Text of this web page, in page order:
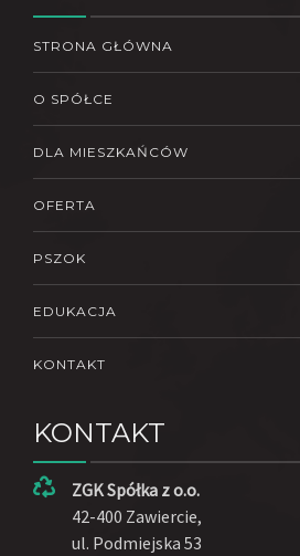
STRONA GŁÓWNA
O SPÓŁCE
DLA MIESZKAŃCÓW
OFERTA
PSZOK
EDUKACJA
KONTAKT
KONTAKT
ZGK Spółka z o.o.
42-400 Zawiercie,
ul. Podmiejska 53